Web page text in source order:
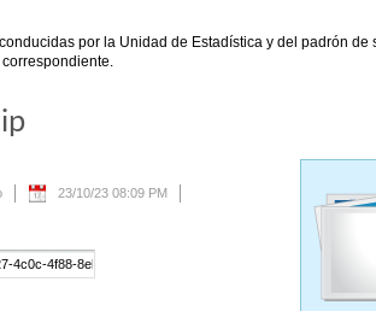
por la Unidad de Estadística y del padrón de
23/10/23 08:09 PM